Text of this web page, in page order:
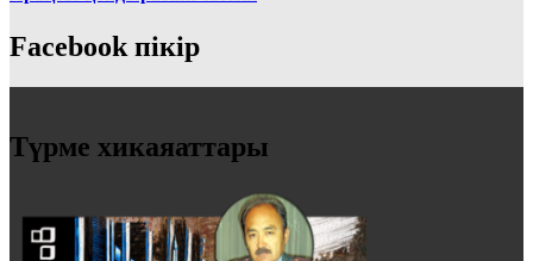
Facebook пікір
Түрме хикаяаттары